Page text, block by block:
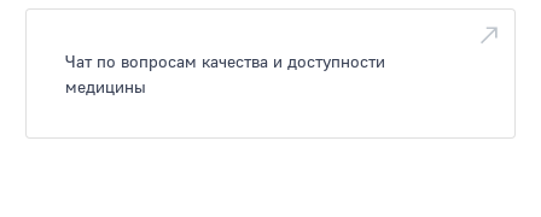
Чат по вопросам качества и доступности
медицины